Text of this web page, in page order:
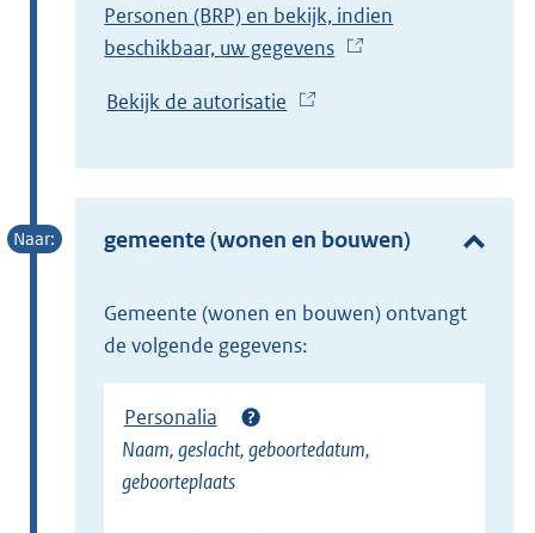
Personen (BRP) en bekijk, indien
beschikbaar, uw gegevens
e
n
l
Bekijk de autorisatie
x
t
e
e
l
i
k
gemeente (wonen en bouwen)
gemeente (wonen en bouwen) ontvangt
de volgende gegevens:
Personalia
Naam, geslacht, geboortedatum,
geboorteplaats